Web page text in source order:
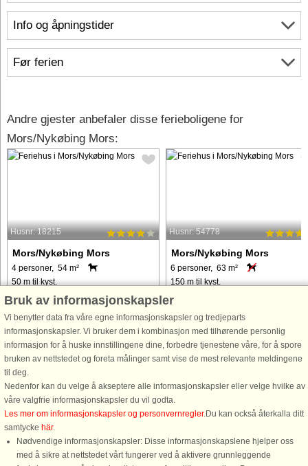
Info og åpningstider
Før ferien
Andre gjester anbefaler disse ferieboligene for
Mors/Nykøbing Mors:
Husnr: 18215
Mors/Nykøbing Mors
4 personer, 54 m²
50 m til kyst.
Mindre sommerhus med plads til 4
personer beliggende for enden af
stille lukket vej, med udsigt til
Sallingsund. Området er i forlængelse
af Nykøbing Mors og danner god base
for aktiviteter på hele Mors. ...
fra 2.421 NOK
Husnr: 54778
Mors/Nykøbing Mors
6 personer, 63 m²
150 m til kyst.
Sommerhus beliggende på
Limfjordsøen Mors, kun cirka 150
meter fra Limfjorden. Køkken med
opvaskemaskine. TV med
Chromecast til streaming af egne
og fibernet. Badeværelse ...
fra 5.421 NOK
Bruk av informasjonskapsler
Vi benytter data fra våre egne informasjonskapsler og tredjeparts
informasjonskapsler. Vi bruker dem i kombinasjon med tilhørende personlig
informasjon for å huske innstillingene dine, forbedre tjenestene våre, for å spore
bruken av nettstedet og foreta målinger samt vise de mest relevante meldingene
til deg.
Nedenfor kan du velge å akseptere alle informasjonskapsler eller velge hvilke av
våre valgfrie informasjonskapsler du vil godta.
Les mer om informasjonskapsler og personvernregler.Du kan också återkalla ditt
samtycke här.
Nødvendige informasjonskapsler: Disse informasjonskapslene hjelper oss
med å sikre at nettstedet vårt fungerer ved å aktivere grunnleggende